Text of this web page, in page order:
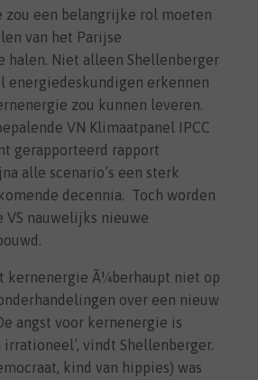
zou een belangrijke rol moeten
van het Parijse
halen. Niet alleen Shellenberger
energiedeskundigen erkennen
zou kunnen leveren.
VN Klimaatpanel IPCC
gerapporteerd rapport
alle scenario’s een sterk
decennia. Toch worden
VS nauwelijks nieuwe
kernenergie Ã¼berhaupt niet op
over een nieuw
angst voor kernenergie is
vindt Shellenberger.
kind van hippies) was